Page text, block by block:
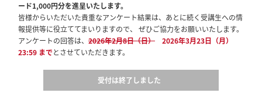
ード1,000円分を進呈いたします。
皆様からいただいた貴重なアンケート結果は、あとに続く受講生への情
報提供等に役立ててまいりますので、 ぜひご協力をお願いいたします。
アンケートの回答は、 2026年2月8日（日） 2026年3月23日 （月）
23:59 までとさせていただきます。
受付は終了しました